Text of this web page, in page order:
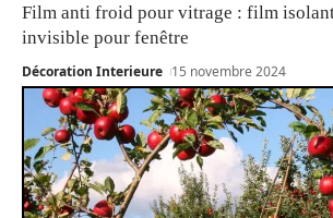
Film anti froid pour vitrage : film
invisible pour fenêtre
Décoration Interieure 15 novembre 2024